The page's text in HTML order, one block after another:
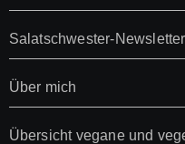
Salatschwester-Newsletter
Über mich
Übersicht vegane und